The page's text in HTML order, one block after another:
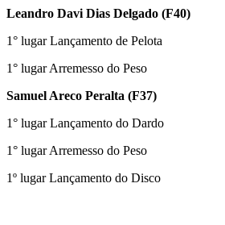
Leandro Davi Dias Delgado (F40)
1° lugar Lançamento de Pelota
1° lugar Arremesso do Peso
Samuel Areco Peralta (F37)
1° lugar Lançamento do Dardo
1° lugar Arremesso do Peso
1º lugar Lançamento do Disco